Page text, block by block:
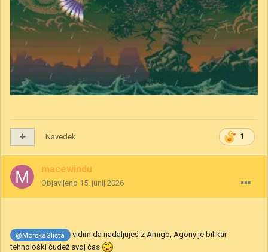
1
Navedek
macewindu
Objavljeno 15. junij 2026
@MorskaGlista
vidim da nadaljuješ z Amigo, Agony je bil kar
tehnološki čudež svoj čas